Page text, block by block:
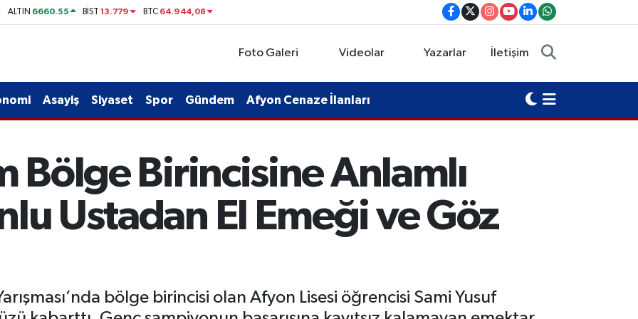
ALTIN 6660.55 BİST13.779 BTC 64.944,08
Foto Galeri Videolar Yazarlar İletişim
Asayiş Siyaset Spor Gündem Afyon Cenaze İlanları
Bölge Birincisine Anlamlı
Ustadan El Emeği ve Göz
bölge birincisi olan Afyon Lisesi öğrencisi Sami Yusuf